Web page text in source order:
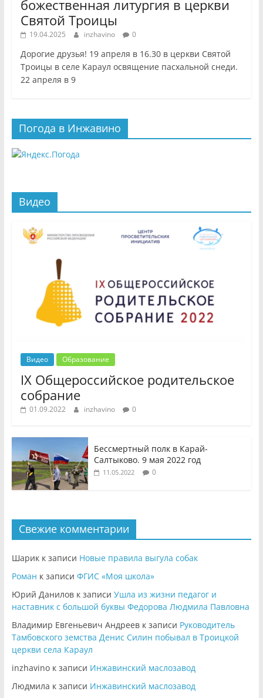
божественная литургия в церкви
Святой Троицы
19.04.2025 inzhavino 0
Дорогие друзья! 19 апреля в 16.30 в церкви Святой
Троицы в селе Караул освящение пасхальной снеди.
22 апреля в 9
Погода в Инжавино
Видео
Видео Образование
IX Общероссийское родительское
собрание
01.09.2022 inzhavino 0
Бессмертный полк в Карай-
Салтыково. 9 мая 2022 год
11.05.2022 0
Свежие комментарии
Шарикк записи Новые правила выгула собак
Роман к записи ФГИС «Моя школа»
Юрий Даниловк записи Ушла из жизни педагог и
наставник с большой буквы Федорова Людмила Павловна
Владимир Евгеньевич Андреевк записи Руководитель
Тамбовского земства Денис Силин побывал в Троицкой
церкви села Караул
inzhavinoк записи Инжавинский маслозавод
Людмила к записи Инжавинский маслозавод